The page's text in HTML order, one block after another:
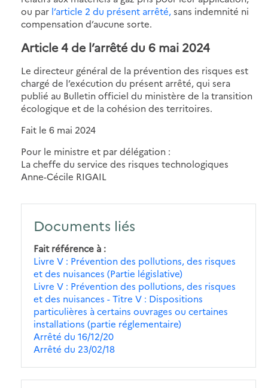
ou par l’article 2 du présent arrêté,sans indemnité ni
compensation d’aucune sorte.
Article 4 de l’arrêté du 6 mai 2024
Le directeur général de la prévention des risques est
chargé de l’exécution du présent arrêté, qui sera
publié au Bulletin officiel du ministère de la transition
écologique et de la cohésion des territoires.
Fait le 6 mai 2024
Pour le ministre et par délégation :
La cheffe du service des risques technologiques
Anne-Cécile RIGAIL
Documents liés
Fait référence à
Livre V : Prévention des pollutions, des risques
et des nuisances (Partie législative)
Livre V : Prévention des pollutions, des risques
et des nuisances - Titre V : Dispositions
particulières à certains ouvrages ou certaines
installations (partie réglementaire)
Arrêté du 16/12/20
Arrêté du 23/02/18